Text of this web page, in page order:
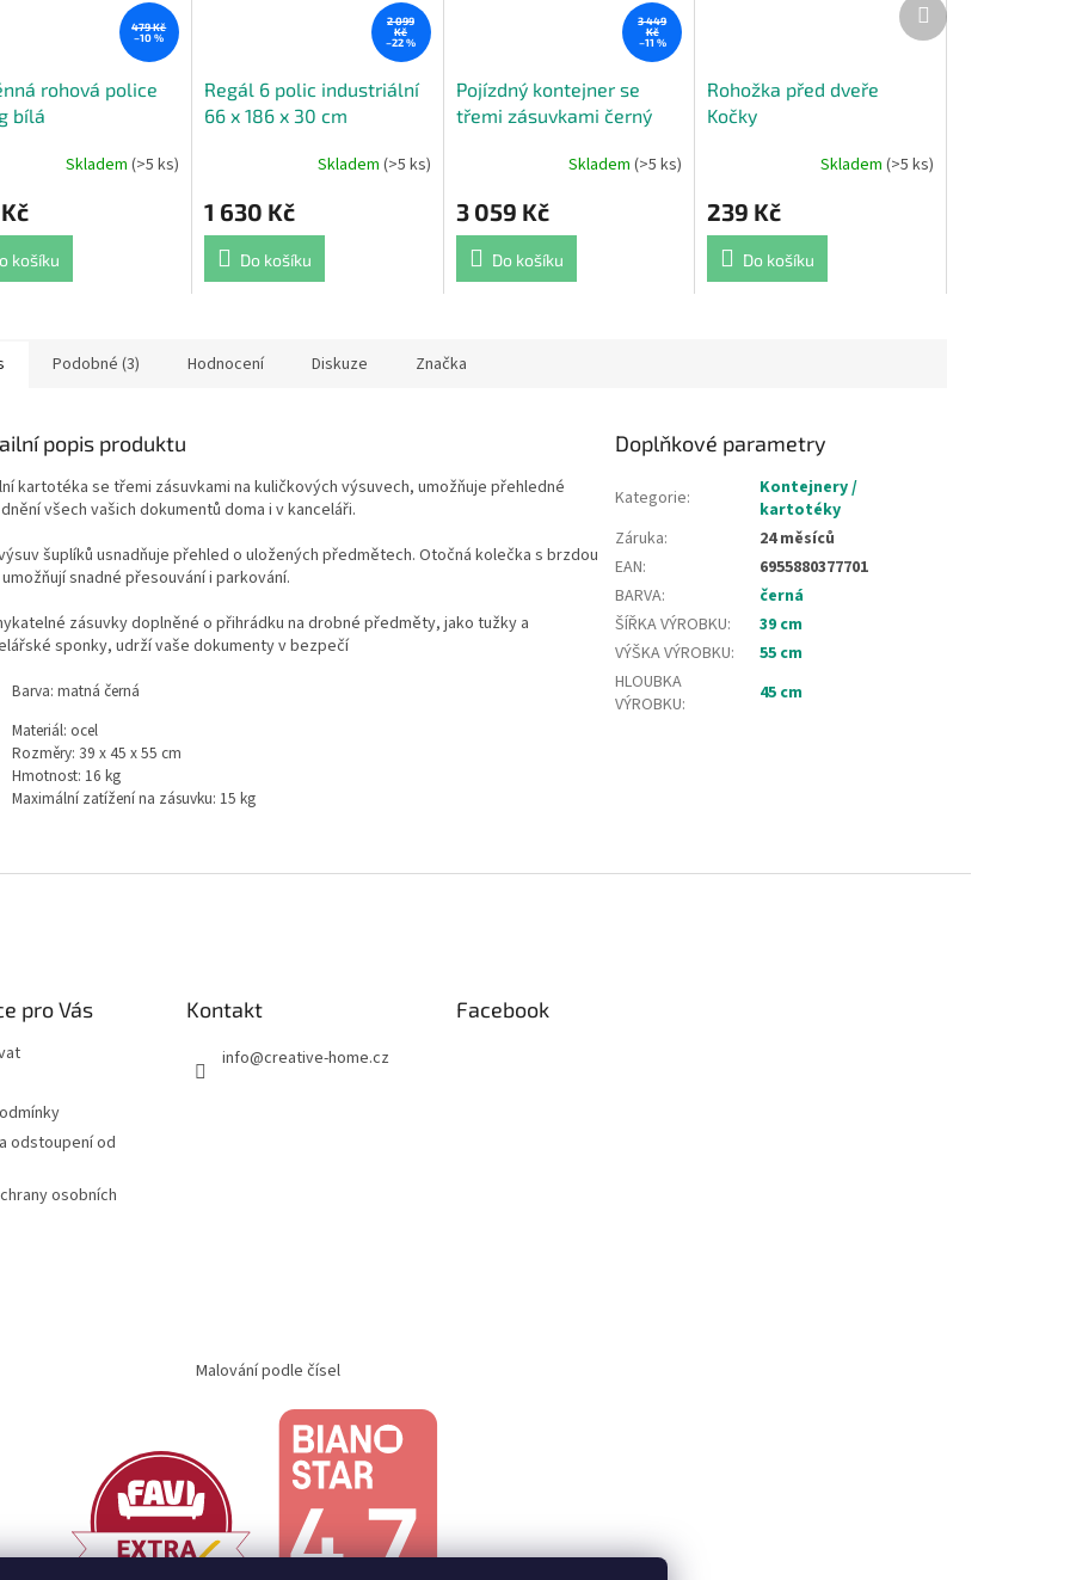
479 Kč
–10 %
rohová police
bílá
Skladem (>5 ks)
košíku
2 099
Kč
–22 %
Regál 6 polic industriální
66 x 186 x 30 cm
produktu
je
5,0
z
Skladem (>5 ks)
1 630 Kč
Do košíku
3 449
Kč
–11 %
Pojízdný kontejner se
třemi zásuvkami černý
Skladem(>5 ks)
3 059 Kč
Do košíku
Rohožka před dveře
Kočky
produktu
je
5,0
z
Skladem(>5 ks)
239 Kč
Do košíku
produkt
Podobné (3) Hodnocení Diskuze Značka
popis produktu
kartotéka se třemi zásuvkami na kuličkových výsuvech, umožňuje přehledné
všech vašich dokumentů doma i v kanceláři.
šuplíků usnadňuje přehled o uložených předmětech. Otočná kolečka s brzdou
snadné přesouvání i parkování.
zásuvky doplněné o přihrádku na drobné předměty, jako tužky a
sponky, udrží vaše dokumenty v bezpečí
Barva: matná černá
Materiál: ocel
Rozměry: 39 x 45 x 55 cm
Hmotnost: 16 kg
Maximální zatížení na zásuvku: 15 kg
Doplňkové parametry
Kategorie:
Kontejnery /
kartotéky
Záruka:
24 měsíců
EAN:
6955880377701
BARVA:
černá
ŠÍŘKA VÝROBKU:
39 cm
VÝŠKA VÝROBKU:
55 cm
HLOUBKA
VÝROBKU: 45 cm
pro Vás
odstoupení od
osobních
Kontakt
info@creative-home.cz
Facebook
Malování podle čísel